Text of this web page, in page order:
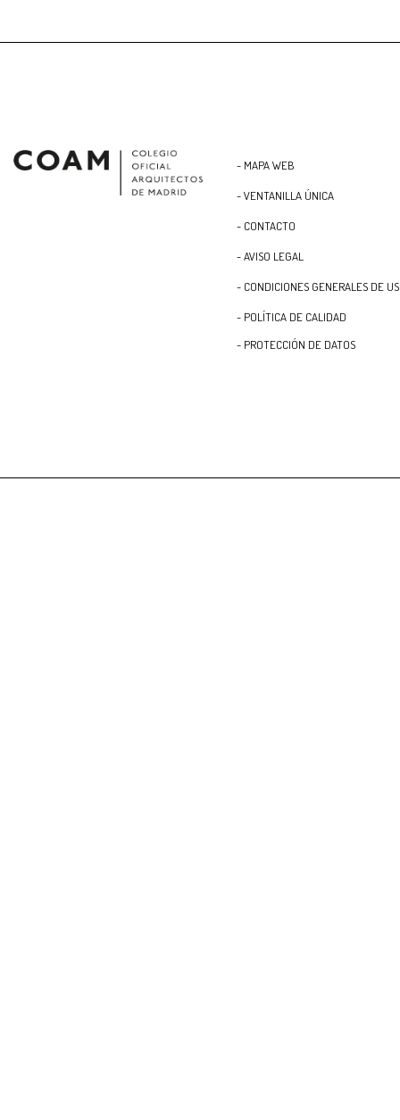
- MAPA WEB
- VENTANILLA ÚNICA
- CONTACTO
- AVISO LEGAL
- CONDICIONES GENERALES DE
- POLÍTICA DE CALIDAD
- PROTECCIÓN DE DATOS